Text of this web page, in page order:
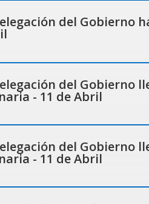
del Gobierno
del Gobierno
- 11 de Abril
del Gobierno
- 11 de Abril